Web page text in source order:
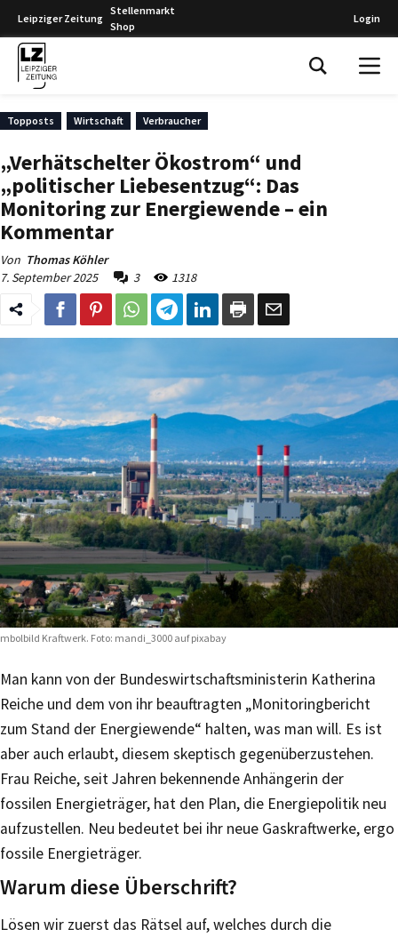
Leipziger Zeitung
Stellenmarkt
Shop
Login
Topposts Wirtschaft Verbraucher
„Verhätschelter Ökostrom“ und
„politischer Liebesentzug“: Das
Monitoring zur Energiewende – ein
Kommentar
Von Thomas Köhler
7. September 2025
3 1318
Kraftwerk. Foto: mandi_3000 auf pixabay
Man kann von der Bundeswirtschaftsministerin Katherina
Reiche und dem von ihr beauftragten „Monitoringbericht
zum Stand der Energiewende“ halten, was man will. Es ist
aber auch erlaubt, diesem skeptisch gegenüberzustehen.
Frau Reiche, seit Jahren bekennende Anhängerin der
fossilen Energieträger, hat den Plan, die Energiepolitik neu
aufzustellen. Neu bedeutet bei ihr neue Gaskraftwerke, ergo
fossile Energieträger.
Warum diese Überschrift?
Lösen wir zuerst das Rätsel auf, welches durch die